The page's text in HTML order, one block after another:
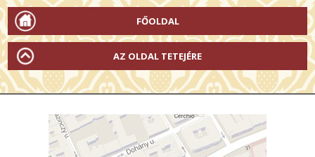
FŐOLDAL
AZ OLDAL TETEJÉRE